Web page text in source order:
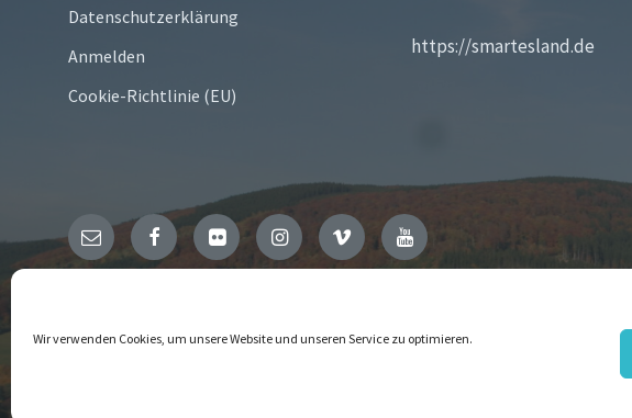
Wir verwenden Cookies, um unsere Website und unseren Service zu optimieren.
Datenschutzerklärung
Anmelden
Cookie-Richtlinie (EU)
https://smartesland.de
Email FacebookFlickr InstagramVimeo YouTube